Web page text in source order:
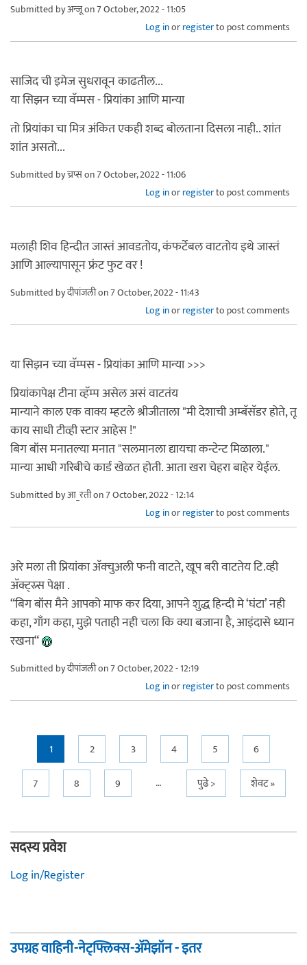
Submitted byअन्जूon 7 October, 2022 - 11:05
Log inorregisterto post comments
साजिद ची इमेज सुधरावून काढतील...
या सिझन च्या वॅम्पस - प्रियांका आणि मान्या
तो प्रियांका चा मित्र अंकित एकही शब्द बोलताना दिसला नाही.. शांत
शांत असतो...
Submitted byच्रप्सon 7 October, 2022 - 11:06
Log inorregisterto post comments
मलाही शिव हिन्दीत जास्तं आवडतोय, कंफर्टेबल वाटतोय इथे जास्तं
आणि आल्यापासून फ्रंट फुट वर !
Submitted byदीपांजलीon 7 October, 2022 - 11:43
Log inorregisterto post comments
या सिझन च्या वॅम्पस - प्रियांका आणि मान्या >>>
प्रियांकापेक्ष टीना व्हॅम्प असेल असं वाटतंय
मान्याने काल एक वाक्य म्हटले श्रीजीताला "मी देशाची अम्बॅसॅडर होते, तू
काय साधी टीव्ही स्टार आहेस !"
बिग बॉस मनातल्या मनात "सलमानला द्यायचा कन्टेन्ट मिळाला."
मान्या आधी गरिबीचे कार्ड खेळत होती. आता खरा चेहरा बाहेर येईल.
Submitted byआ_रतीon 7 October, 2022 - 12:14
Log inorregisterto post comments
अरे मला ती प्रियांका अ‍ॅक्चुअली फनी वाटते, खूप बरी वाटतेय टि.व्ही
अ‍ॅक्ट्स्र्स पेक्षा .
“बिग बॉस मैने आपको माफ कर दिया, आपने शुद्ध हिन्दी मे ‘घंटा’ नही
कहा, गाँग कहा, मुझे पताही नही चला कि क्या बजाना है, आइंदासे ध्यान
रखना“
Submitted byदीपांजलीon 7 October, 2022 - 12:19
Log inorregisterto post comments
Pages
1 2 3 4 5
6
7
8 9 … पुढे > शेवट »
सदस्य प्रवेश
Log in/Register
उपग्रह वाहिनी-नेट्फ्लिक्स-अ‍ॅमेझॉन - इतर